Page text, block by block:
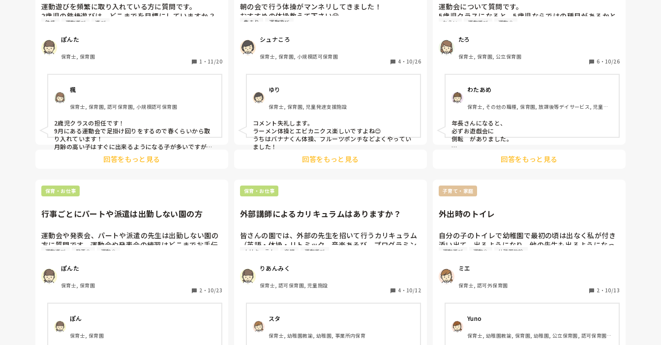
見学しやすいとの事で、
お喜びいただいております。
（この日は保育者も涼しくて
運動遊びを頻繁に取り入れている方に質問です。
2歳児の鉄棒遊びは、どこまでを目標にしていますか？
身長による差の対策はされていますか？
鉄棒 運動遊び 遊び
ぽんた
保育士, 保育園
1 ・ 11/20
楓
保育士, 保育園, 認可保育園, 小規模認可保育園
2歳児クラスの担任です！
9月にある運動会で足掛け回りをするので春くらいから取
り入れています！
月齢の高い子はすぐに出来るようになる子が多いですが、
月齢の低い子はまず回るのに慣れるようにしたり補助をし
っかり付けてしています！回答をもっと見る
朝の会で行う体操がマンネリしてきました！
おすすめの体操教えて下さい😊
集まり 運動遊び
シュナころ
保育士, 保育園, 小規模認可保育園
4 ・ 10/26
ゆり
保育士, 保育園, 児童発達支援施設
コメント失礼します。
ラーメン体操とエビカニクス楽しいですよね😊
うちはバナナくん体操、フルーツポンチなどよくやってい
ました！
回答をもっと見る
運動会について質問です。
5歳児クラスになると、5歳児ならではの種目があるかと
鼓笛隊や組体操など様々だと思いますが、うちの園では
運動会は身体を動かすことをねらいとして、体育遊びに
力を入れているので、竹馬や縄跳びなどに取り組んでい
ます。他に、体育的な遊びで5歳児ならではの種目はどん
なものがありますか？
ねらい 運動遊び 運動会
たろ
保育士, 保育園, 公立保育園
6 ・ 10/26
わたあめ
保育士, その他の職種, 保育園, 放課後等デイサービス, 児童発
年長さんになると、
必ずお遊戯会に
側転　がありました。
もちろん、転園したばかりの
我が子は出来ませんでしたが😂
避けて、違う振り付けなのに、
必ず披露みたいなのがあり‥🥺
居たので、安心しましたが‥🥺
回答をもっと見る
保育・お仕事
行事ごとにパートや派遣は出勤しない園の方
運動会や発表会、パートや派遣の先生は出勤しない園の
方に質問です。運動会や発表会の練習はどこまでお手伝
わらないですか？
運動遊び 発表会 運動会
ぽんた
保育士, 保育園
2 ・ 10/23
ぽん
保育士, 保育園
保育・お仕事
外部講師によるカリキュラムはありますか？
皆さんの園では、外部の先生を招いて行うカリキュラム
（英語・体操・リトミック、音楽あそび、プログラミン
また、その際に担任の先生はどのくらい活動に関わって
いますか？
一緒に参加しているのか、サポートに回るのかなど、園
によって違いがあるのかなと思い気になっています。
カリキュラム 楽譜 運動遊び
りあんみく
保育士, 認可保育園, 児童施設
4 ・ 10/12
スタ
保育士, 幼稚園教諭, 幼稚園, 事業所内保育
子育て・家庭
外出時のトイレ
自分の子のトイレで幼稚園で最初の頃は出なく私が付き
添い出て、出るようになり、他の先生も出るようになっ
われ泣いてしまい焦りました。
大人トイレもでる練習は皆様どうしてますか？
保育士だけども、うまくいかない。
スーパーのトイレも怖がります。もう4歳ですが、、、
運動遊び 運動会 幼稚園教諭
ミエ
保育士, 認可外保育園
2 ・ 10/13
Yuno
保育士, 幼稚園教諭, 保育園, 幼稚園, 公立保育園, 認可保育園,